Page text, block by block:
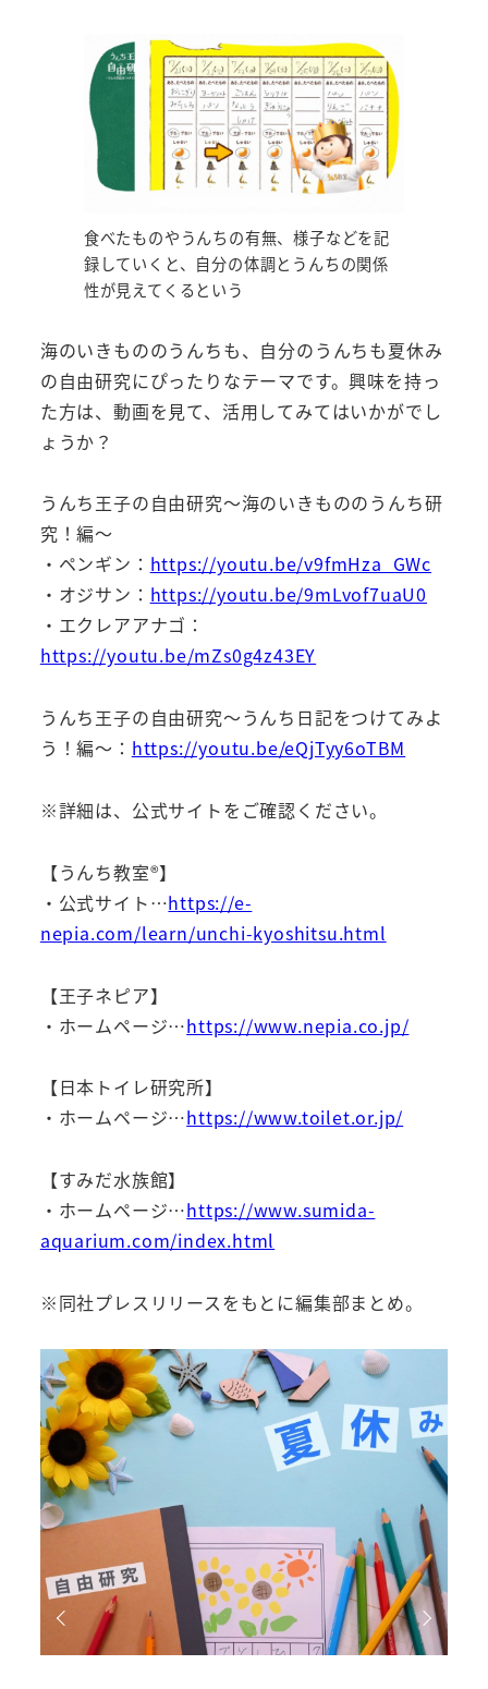
食べたものやうんちの有無、様子などを記
録していくと、自分の体調とうんちの関係
性が見えてくるという
海のいきもののうんちも、自分のうんちも夏休み
の自由研究にぴったりなテーマです。興味を持っ
た方は、動画を見て、活用してみてはいかがでし
ょうか？
うんち王子の自由研究～海のいきもののうんち研
究！編～
・ペンギン： https://youtu.be/v9fmHza_GWc
・オジサン： https://youtu.be/9mLvof7uaU0
・エクレアアナゴ：
https://youtu.be/mZs0g4z43EY
うんち王子の自由研究～うんち日記をつけてみよ
う！編～： https://youtu.be/eQjTyy6oTBM
※詳細は、公式サイトをご確認ください。
【うんち教室®】
・公式サイト…https://e-
nepia.com/learn/unchi-kyoshitsu.html
【王子ネピア】
・ホームページ…https://www.nepia.co.jp/
【日本トイレ研究所】
・ホームページ…https://www.toilet.or.jp/
【すみだ水族館】
・ホームページ…https://www.sumida-
aquarium.com/index.html
※同社プレスリリースをもとに編集部まとめ。